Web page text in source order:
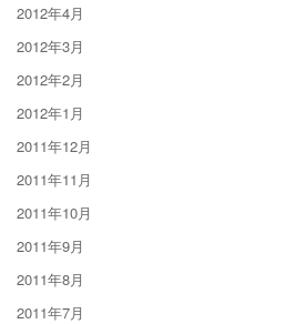
2012年4月
2012年3月
2012年2月
2012年1月
2011年12月
2011年11月
2011年10月
2011年9月
2011年8月
2011年7月